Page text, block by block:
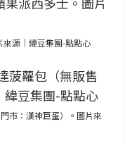
源｜緯豆集團-點點心
市：漢神巨蛋）。圖片來